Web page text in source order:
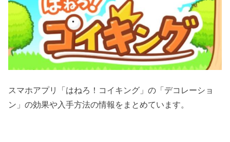
スマホアプリ「はねろ！コイキング」の「デコレーショ
ン」の効果や入手方法の情報をまとめています。